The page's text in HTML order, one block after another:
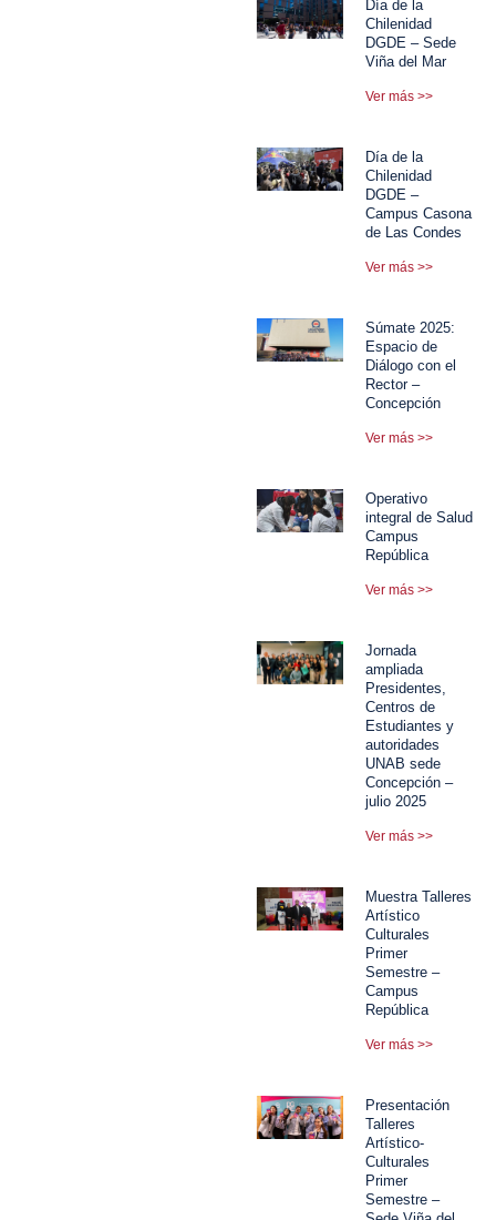
Día de la
Chilenidad
DGDE – Sede
Viña del Mar
Ver más >>
Día de la
Chilenidad
DGDE –
Campus Casona
de Las Condes
Ver más >>
Súmate 2025:
Espacio de
Diálogo con el
Rector –
Concepción
Ver más >>
Operativo
integral de Salud
Campus
República
Ver más >>
Jornada
ampliada
Presidentes,
Centros de
Estudiantes y
autoridades
UNAB sede
Concepción –
julio 2025
Ver más >>
Muestra Talleres
Artístico
Culturales
Primer
Semestre –
Campus
República
Ver más >>
Presentación
Talleres
Artístico-
Culturales
Primer
Semestre –